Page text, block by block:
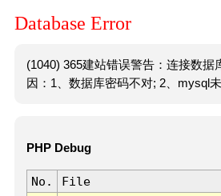
Database Error
(1040) 365建站错误警告：连接数据
因：1、数据库密码不对; 2、mysql未
PHP Debug
No. File